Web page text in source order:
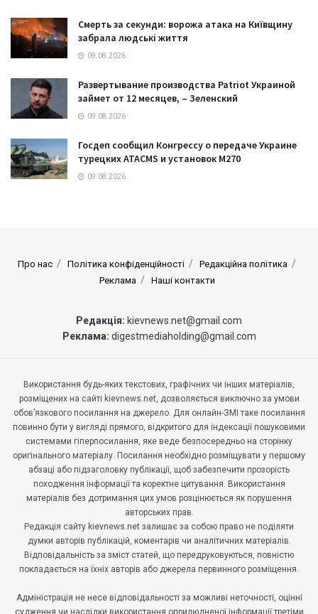
Смерть за секунди: ворожа атака на Київщину
забрала людські життя
09.08.2026
Развертывание производства Patriot Украиной
займет от 12 месяцев, – Зеленский
09.08.2026
Госдеп сообщил Конгрессу о передаче Украине
турецких ATACMS и установок M270
09.08.2026
Про нас Політика конфіденційності
Редакційна політика
Реклама
Наші контакти
Редакція: kievnews.net@gmail.com
Реклама: digestmediaholding@gmail.com
Використання будь-яких текстових, графічних чи інших матеріалів,
розміщених на сайті kievnews.net, дозволяється виключно за умови
обов’язкового посилання на джерело. Для онлайн-ЗМІ таке посилання
повинно бути у вигляді прямого, відкритого для індексації пошуковими
системами гіперпосилання, яке веде безпосередньо на сторінку
оригінального матеріалу. Посилання необхідно розміщувати у першому
абзаці або підзаголовку публікації, щоб забезпечити прозорість
походження інформації та коректне цитування. Використання
матеріалів без дотримання цих умов розцінюється як порушення
авторських прав.
Редакція сайту kievnews.net залишає за собою право не поділяти
думки авторів публікацій, коментарів чи аналітичних матеріалів.
Відповідальність за зміст статей, що передруковуються, повністю
покладається на їхніх авторів або джерела первинного розміщення.
Адміністрація не несе відповідальності за можливі неточності, оцінні
судження чи наслідки використання оприлюдненої інформації третіми